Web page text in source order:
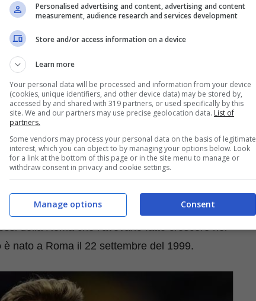
Paris Saint German per prendersi le chiavi del
Giocatore rapido e di grande spessore
in mezzo al campo.
un nuovo colpo
impreziosire con un nuovo colpo.Serve un
di Massimiliano Allegri al momento sprovvista
grado di lavorare su nomi interessanti sempre e
del Sassuolo un giocatore molto vicinoe che
della Roma che l’avevano fatto crescere nel
nato a Roma il 22 settembre del 1999.
Personalised advertising and content, advertising and content
measurement, audience research and services development
Store and/or access information on a device
Learn more
Your personal data will be processed and information from your device
(cookies, unique identifiers, and other device data) may be stored by,
accessed by and shared with 319 partners, or used specifically by this
site. We and our partners may use precise geolocation data. List of
partners.
Some vendors may process your personal data on the basis of legitimate
interest, which you can object to by managing your options below. Look
for a link at the bottom of this page or in the site menu to manage or
withdraw consent in privacy and cookie settings.
Consent
Manage options